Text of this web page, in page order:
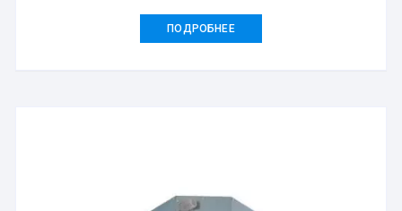
ПОДРОБНЕЕ